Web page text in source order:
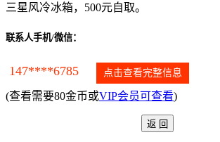
三星风冷冰箱，500元自取。
联系人手机/微信：
147****6785 点击查看完整信息
(查看需要80金币或VIP会员可查看)